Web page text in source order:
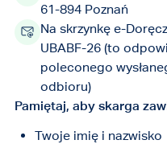
Dokumenty PDF
innych dostępnych
czy wersje do
61-894 Poznań
Na skrzynkę e-
UBABF-26 (to
poleconego
odbioru)
Pamiętaj, aby skarga
Twoje imię i nazwisko